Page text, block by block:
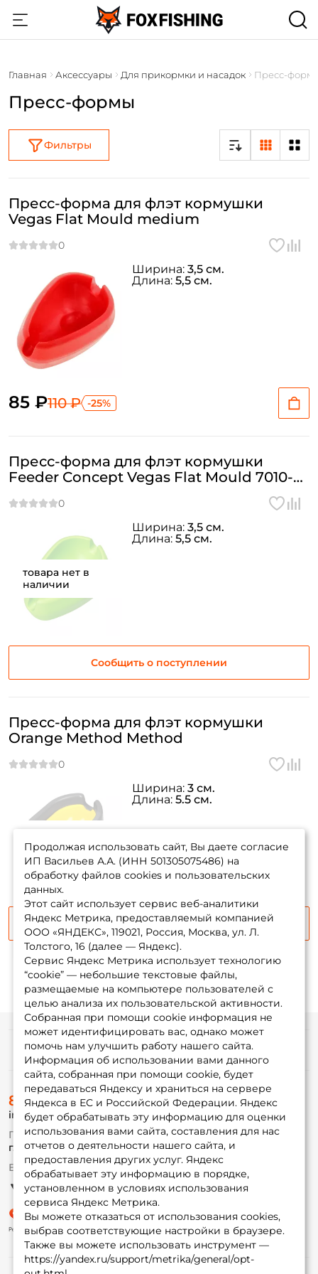
Главная Аксессуары Для прикормки и насадок Пресс-
Пресс-формы
Фильтры
Пресс-форма для флэт кормушки
Vegas Flat Mould medium
85 ₽110 ₽ -25%
Ширина: 3,5 см.
Длина: 5,5 см.
товара нет в
наличии
Пресс-форма для флэт кормушки
Feeder Concept Vegas Flat Mould 7010-
Сообщить о поступлении
Ширина: 3,5 см.
Длина: 5,5 см.
наличии
Пресс-форма для флэт кормушки
Orange Method Method
Сообщить о поступлении
Ширина: 3 см.
Длина: 5.5 см.
Продолжая использовать сайт, Вы даете согласие
ИП Васильев А.А. (ИНН 501305075486) на
обработку файлов cookies и пользовательских
данных.
Этот сайт использует сервис веб-аналитики
Яндекс Метрика, предоставляемый компанией
ООО «ЯНДЕКС», 119021, Россия, Москва, ул. Л.
Толстого, 16 (далее — Яндекс).
Сервис Яндекс Метрика использует технологию
“cookie” — небольшие текстовые файлы,
размещаемые на компьютере пользователей с
целью анализа их пользовательской активности.
Собранная при помощи cookie информация не
может идентифицировать вас, однако может
помочь нам улучшить работу нашего сайта.
Информация об использовании вами данного
сайта, собранная при помощи cookie, будет
передаваться Яндексу и храниться на сервере
Яндекса в ЕС и Российской Федерации. Яндекс
будет обрабатывать эту информацию для оценки
использования вами сайта, составления для нас
отчетов о деятельности нашего сайта, и
предоставления других услуг. Яндекс
обрабатывает эту информацию в порядке,
установленном в условиях использования
сервиса Яндекс Метрика.
Вы можете отказаться от использования cookies,
выбрав соответствующие настройки в браузере.
Также вы можете использовать инструмент —
https://yandex.ru/support/metrika/general/opt-
Создать аккаунт
ФИО: *
Email: *
Придумайте пароль: *
Заполняя данную форму вы соглашаетесь на обработку
персональных данных
Создать аккаунт
Информация
О магазине
Доставка
Оплата
Fox-bonus
Гуру
Партнерская программа
8 (495) 532-77-88
info@foxfishing.ru
По вопросам с заказом
г. Москва, ул. Плеханова д.7
Ежедневно 10:00 до 20:00